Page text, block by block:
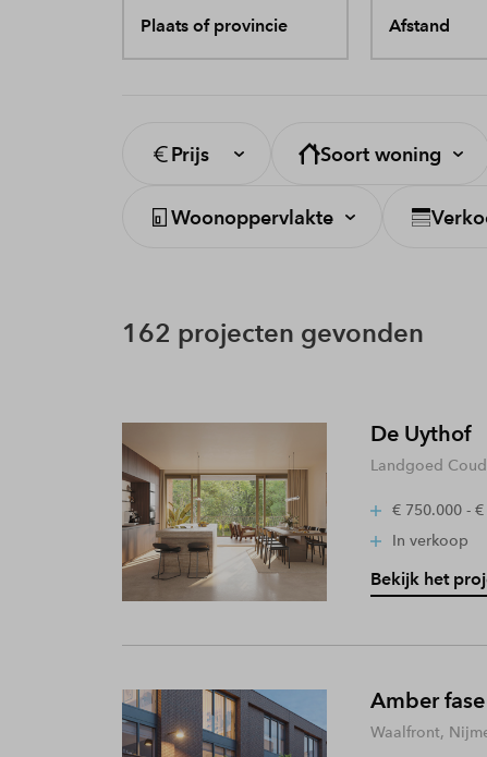
Plaats of provincie Afstand
Prijs Soort woning
Woonoppervlakte
162 projecten gevonden
De Uythof
Landgoed
€ 750.000 -
In verkoop
Bekijk het
Amber
Waalfront,